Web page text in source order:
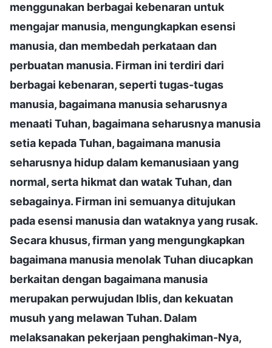
menggunakan berbagai kebenaran untuk
mengajar manusia, mengungkapkan esensi
manusia, dan membedah perkataan dan
perbuatan manusia. Firman ini terdiri dari
berbagai kebenaran, seperti tugas-tugas
manusia, bagaimana manusia seharusnya
menaati Tuhan, bagaimana seharusnya manusia
setia kepada Tuhan, bagaimana manusia
seharusnya hidup dalam kemanusiaan yang
normal, serta hikmat dan watak Tuhan, dan
sebagainya. Firman ini semuanya ditujukan
pada esensi manusia dan wataknya yang rusak.
Secara khusus, firman yang mengungkapkan
bagaimana manusia menolak Tuhan diucapkan
berkaitan dengan bagaimana manusia
merupakan perwujudan Iblis, dan kekuatan
musuh yang melawan Tuhan. Dalam
melaksanakan pekerjaan penghakiman-Nya,